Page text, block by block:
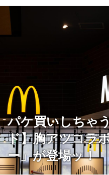
パケ買いしちゃ
ド】胸アツコラ
ー」が登場ッ！